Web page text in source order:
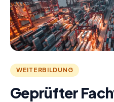
WEITERBILDUNG
Geprüfter